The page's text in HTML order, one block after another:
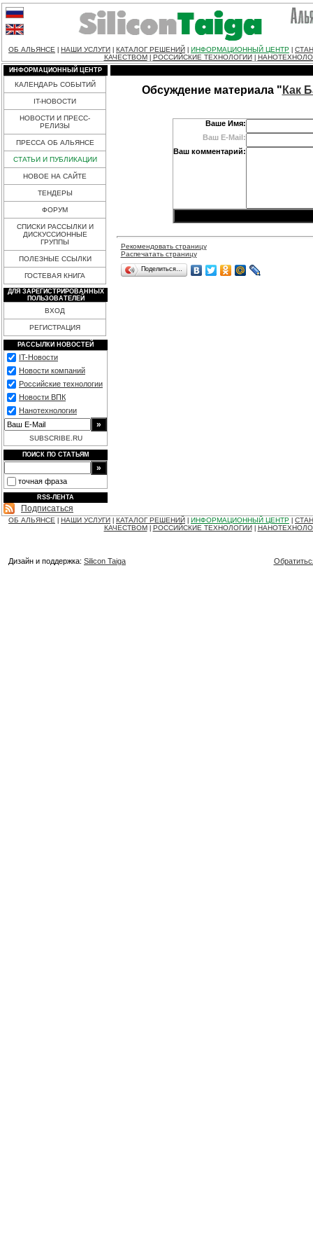
ОБ АЛЬЯНСЕ НАШИ УСЛУГИ КАТАЛОГ РЕШЕНИЙ ИНФОРМАЦИОННЫЙ ЦЕНТР
КАЧЕСТВОМ
РОССИЙСКИЕ ТЕХНОЛОГИИ
ИНФОРМАЦИОННЫЙ ЦЕНТР
КАЛЕНДАРЬ СОБЫТИЙ
IT-НОВОСТИ
НОВОСТИ И ПРЕСС-
РЕЛИЗЫ
ПРЕССА ОБ АЛЬЯНСЕ
СТАТЬИ И ПУБЛИКАЦИИ
НОВОЕ НА САЙТЕ
ТЕНДЕРЫ
ФОРУМ
СПИСКИ РАССЫЛКИ И
ДИСКУССИОННЫЕ
ГРУППЫ
ПОЛЕЗНЫЕ ССЫЛКИ
ГОСТЕВАЯ КНИГА
ДЛЯ ЗАРЕГИСТРИРОВАННЫХ
ПОЛЬЗОВАТЕЛЕЙ
ВХОД
РЕГИСТРАЦИЯ
РАССЫЛКИ НОВОСТЕЙ
IT-Новости
Новости компаний
Российские технологии
Новости ВПК
Нанотехнологии
SUBSCRIBE.RU
ПОИСК ПО СТАТЬЯМ
точная фраза
RSS-ЛЕНТА
Подписаться
Обсуждение материала " Как
Ваше Имя:
Ваш E-Mail:
Ваш комментарий:
Рекомендовать страницу
Распечатать страницу
Поделиться…
ОБ АЛЬЯНСЕ НАШИ УСЛУГИ КАТАЛОГ РЕШЕНИЙ ИНФОРМАЦИОННЫЙ ЦЕНТР
КАЧЕСТВОМ
РОССИЙСКИЕ ТЕХНОЛОГИИ
Дизайн и поддержка: Silicon Taiga